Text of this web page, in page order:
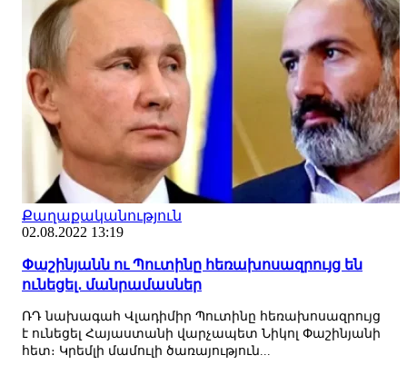
Քաղաքականություն
02.08.2022 13:19
Փաշինյանն ու Պուտինը հեռախոսազրույց են
ունեցել․ մանրամասներ
ՌԴ նախագահ Վլադիմիր Պուտինը հեռախոսազրույց
է ունեցել Հայաստանի վարչապետ Նիկոլ Փաշինյանի
հետ։ Կրեմլի մամուլի ծառայություն...